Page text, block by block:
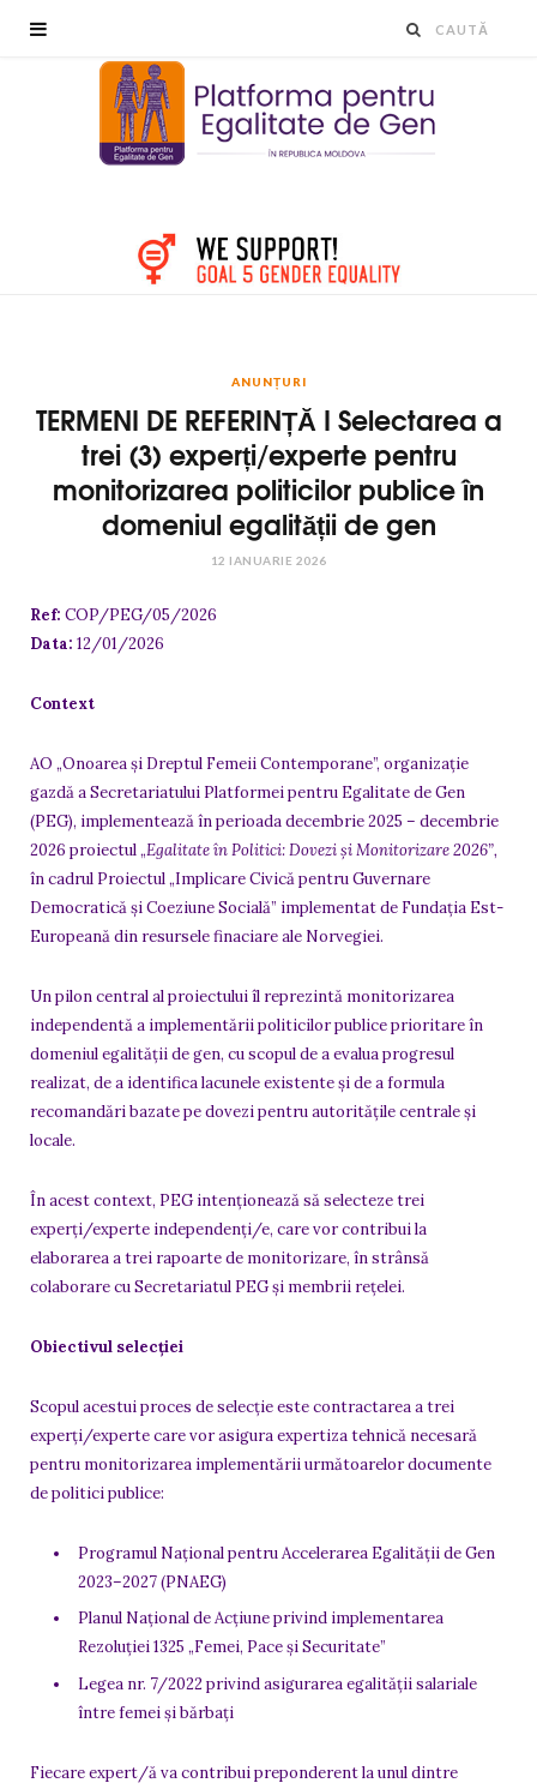
ANUNȚURI
TERMENI DE REFERINȚĂ I Selectarea a
trei (3) experți/experte pentru
monitorizarea politicilor publice în
domeniul egalității de gen
12 IANUARIE 2026
Ref: COP/PEG/05/2026
Data: 12/01/2026
Context
AO „Onoarea și Dreptul Femeii Contemporane”, organizație
gazdă a Secretariatului Platformei pentru Egalitate de Gen
(PEG), implementează în perioada decembrie 2025 – decembrie
2026 proiectul „Egalitate în Politici: Dovezi și Monitorizare 2026”,
în cadrul Proiectul „Implicare Civică pentru Guvernare
Democratică și Coeziune Socială” implementat de Fundația Est-
Europeană din resursele finaciare ale Norvegiei.
Un pilon central al proiectului îl reprezintă monitorizarea
independentă a implementării politicilor publice prioritare în
domeniul egalității de gen, cu scopul de a evalua progresul
realizat, de a identifica lacunele existente și de a formula
recomandări bazate pe dovezi pentru autoritățile centrale și
locale.
În acest context, PEG intenționează să selecteze trei
experți/experte independenți/e, care vor contribui la
elaborarea a trei rapoarte de monitorizare, în strânsă
colaborare cu Secretariatul PEG și membrii rețelei.
Obiectivul selecției
Scopul acestui proces de selecție este contractarea a trei
experți/experte care vor asigura expertiza tehnică necesară
pentru monitorizarea implementării următoarelor documente
de politici publice:
Programul Național pentru Accelerarea Egalității de Gen
2023–2027 (PNAEG)
Planul Național de Acțiune privind implementarea
Rezoluției 1325 „Femei, Pace și Securitate”
Legea nr. 7/2022 privind asigurarea egalității salariale
între femei și bărbați
Fiecare expert/ă va contribui preponderent la unul dintre